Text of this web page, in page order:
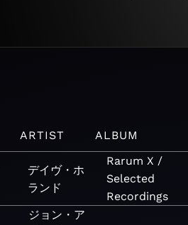
ARTIST ALBUM
デイヴ・ホ
ランド
Rarum X /
Selected
Recordings
ジョン・ア